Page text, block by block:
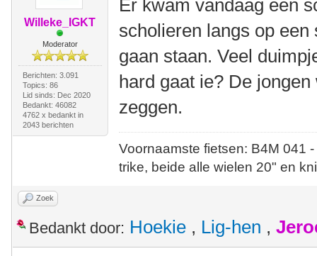
Willeke_IGKT
Moderator
Berichten: 3.091
Topics: 86
Lid sinds: Dec 2020
Bedankt: 46082
4762 x bedankt in
2043 berichten
Er kwam vandaag een
scholieren langs op
gaan staan. Veel
hard gaat ie? De
zeggen.
Voornaamste fietsen: B4M
trike, beide alle wielen 20" en
Zoek
Bedankt door: Hoekie , Lig-hen ,